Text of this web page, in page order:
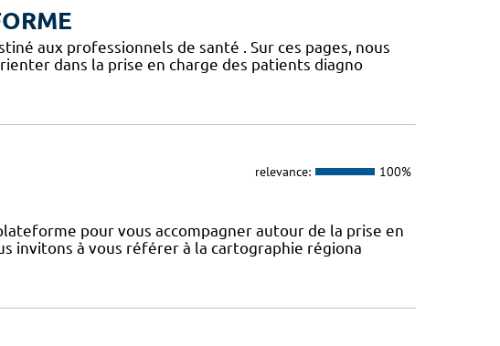
aux professionnels de santé . Sur ces pages, nous
dans la prise en charge des patients diagno
relevance: 100%
pour vous accompagner autour de la prise en
invitons à vous référer à la cartographie régiona